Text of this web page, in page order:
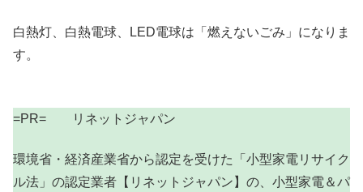
白熱灯、白熱電球、LED電球は「燃えないごみ」になりま
す。
=PR= リネットジャパン
環境省・経済産業省から認定を受けた「小型家電リサイク
ル法」の認定業者【リネットジャパン】の、小型家電＆パ